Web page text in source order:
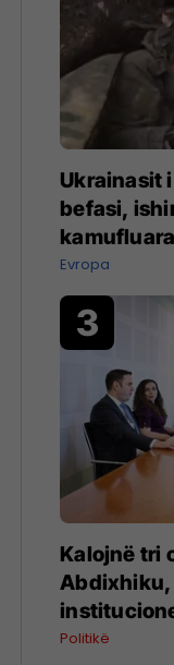
Ukrainasit
befasi,
kamufluara
Evropa
Kalojnë tri
Abdixhiku,
Politikë